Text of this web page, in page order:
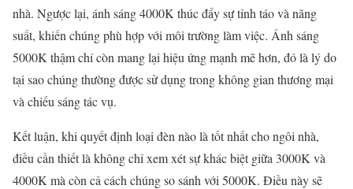
nhà. Ngược lại, ánh sáng 4000K thúc đẩy sự tỉnh táo và năng
suất, khiến chúng phù hợp với môi trường làm việc. Ánh sáng
5000K thậm chí còn mang lại hiệu ứng mạnh mẽ hơn, đó là lý do
tại sao chúng thường được sử dụng trong không gian thương mại
và chiếu sáng tác vụ.
Kết luận, khi quyết định loại đèn nào là tốt nhất cho ngôi nhà,
điều cần thiết là không chỉ xem xét sự khác biệt giữa 3000K và
4000K mà còn cả cách chúng so sánh với 5000K. Điều này sẽ